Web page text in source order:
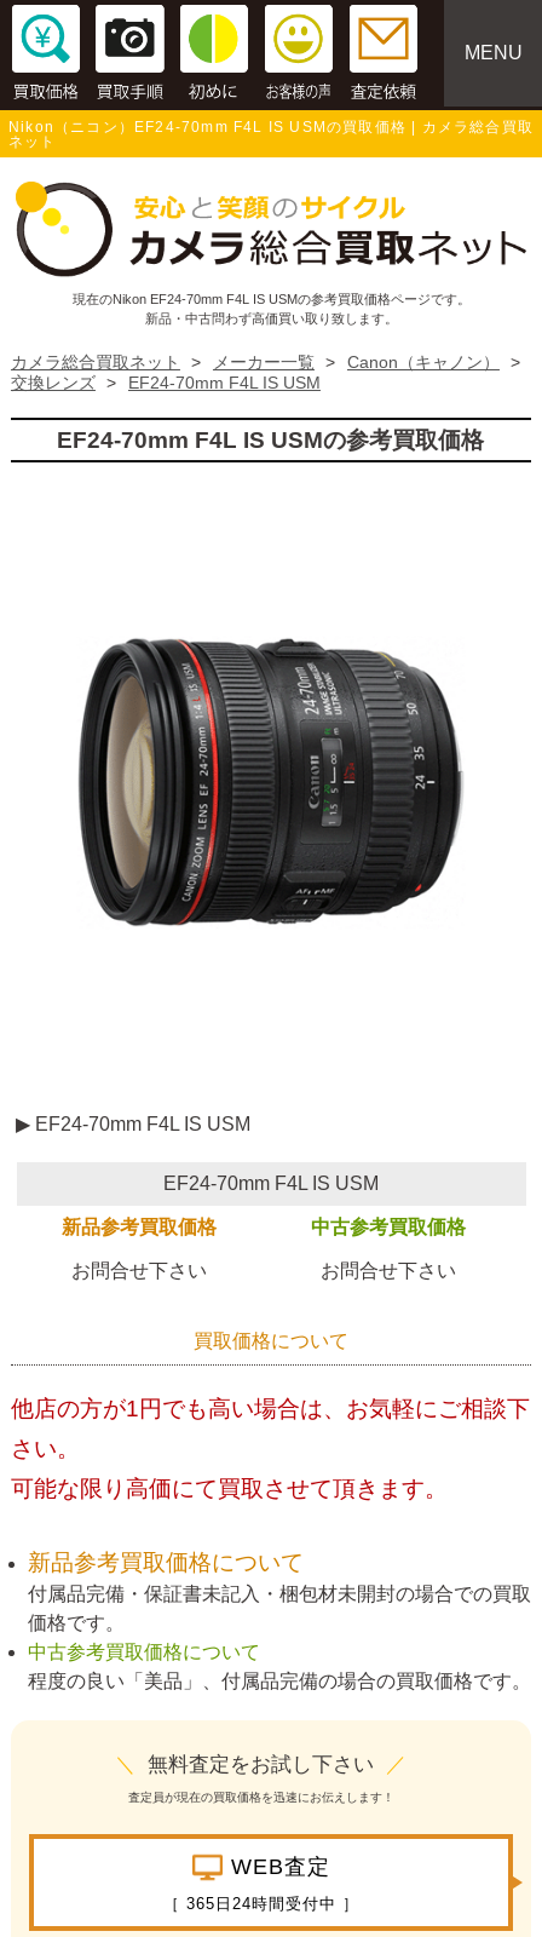
MENU
Nikon（ニコン）EF24-70mm F4L IS USMの買取価格 | カメラ総合買取
ネット
現在のNikon EF24-70mm F4L IS USMの参考買取価格ページです。
新品・中古問わず高価買い取り致します。
カメラ総合買取ネット > メーカー一覧 > Canon（キャノン）
>
交換レンズ > EF24-70mm F4L IS USM
EF24-70mm F4L IS USMの参考買取価格
▶ EF24-70mm F4L IS USM
EF24-70mm F4L IS USM
新品参考買取価格 中古参考買取価格
お問合せ下さい お問合せ下さい
買取価格について
他店の方が1円でも高い場合は、お気軽にご相談下
さい。
可能な限り高価にて買取させて頂きます。
新品参考買取価格について
付属品完備・保証書未記入・梱包材未開封の場合での買取
価格です。
中古参考買取価格について
程度の良い「美品」、付属品完備の場合の買取価格です。
＼ 無料査定をお試し下さい ／
査定員が現在の買取価格を迅速にお伝えします！
WEB査定
［ 365日24時間受付中 ］